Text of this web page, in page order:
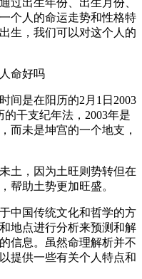
个人的命运走势和性格特
生，我们可以对这个人的
间是在阳历的2月1日2003
的干支纪年法，2003年是
而未是坤宫的一个地支，
土，因为土旺则势转但在
帮助土势更加旺盛。
中国传统文化和哲学的方
地点进行分析来预测和解
信息。虽然命理解析并不
提供一些有关个人特点和